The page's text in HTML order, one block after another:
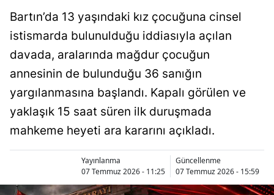
Bartın’da 13 yaşındaki kız çocuğuna cinsel
istismarda bulunulduğu iddiasıyla açılan
davada, aralarında mağdur çocuğun
annesinin de bulunduğu 36 sanığın
yargılanmasına başlandı. Kapalı görülen ve
yaklaşık 15 saat süren ilk duruşmada
mahkeme heyeti ara kararını açıkladı.
Yayınlanma
07 Temmuz 2026 - 11:25
Güncellenme
07 Temmuz 2026 - 15:59